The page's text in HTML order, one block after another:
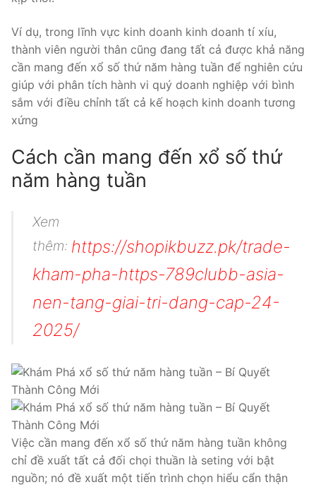
Ví dụ, trong lĩnh vực kinh doanh kinh doanh tí xíu,
thành viên người thân cũng đang tất cả được khả năng
cần mang đến xổ số thứ năm hàng tuần để nghiên cứu
giúp với phân tích hành vi quý doanh nghiệp với bình
sắm với điều chỉnh tất cả kế hoạch kinh doanh tương
xứng
Cách cần mang đến xổ số thứ
năm hàng tuần
Xem
thêm: https://shopikbuzz.pk/trade-
kham-pha-https-789clubb-asia-
nen-tang-giai-tri-dang-cap-24-
2025/
Việc cần mang đến xổ số thứ năm hàng tuần không
chỉ đề xuất tất cả đối chọi thuần là seting với bật
nguồn; nó đề xuất một tiến trình chọn hiểu cẩn thận